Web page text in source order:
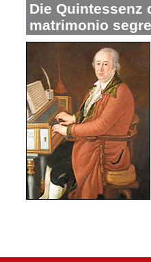
Die Quintessenz
matrimonio